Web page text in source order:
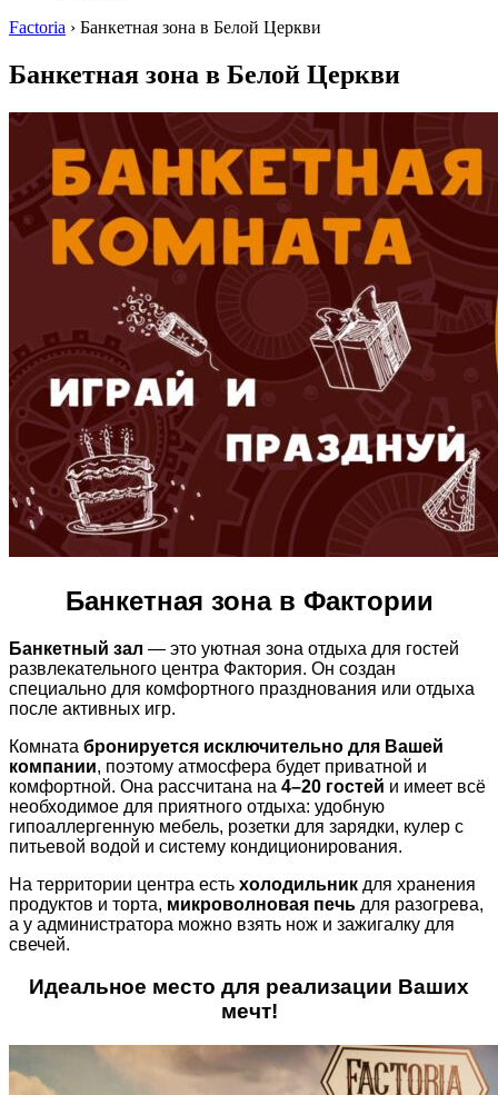
Factoria › Банкетная зона в Белой Церкви
Банкетная зона в Белой Церкви
Банкетная зона в Фактории
Банкетный зал — это уютная зона отдыха для гостей
развлекательного центра Фактория. Он создан
специально для комфортного празднования или отдыха
после активных игр.
Комната бронируется исключительно для Вашей
компании, поэтому атмосфера будет приватной и
комфортной. Она рассчитана на 4–20 гостей и имеет всё
необходимое для приятного отдыха: удобную
гипоаллергенную мебель, розетки для зарядки, кулер с
питьевой водой и систему кондиционирования.
На территории центра есть холодильник для хранения
продуктов и торта, микроволновая печь для разогрева,
а у администратора можно взять нож и зажигалку для
свечей.
Идеальное место для реализации Ваших
мечт!